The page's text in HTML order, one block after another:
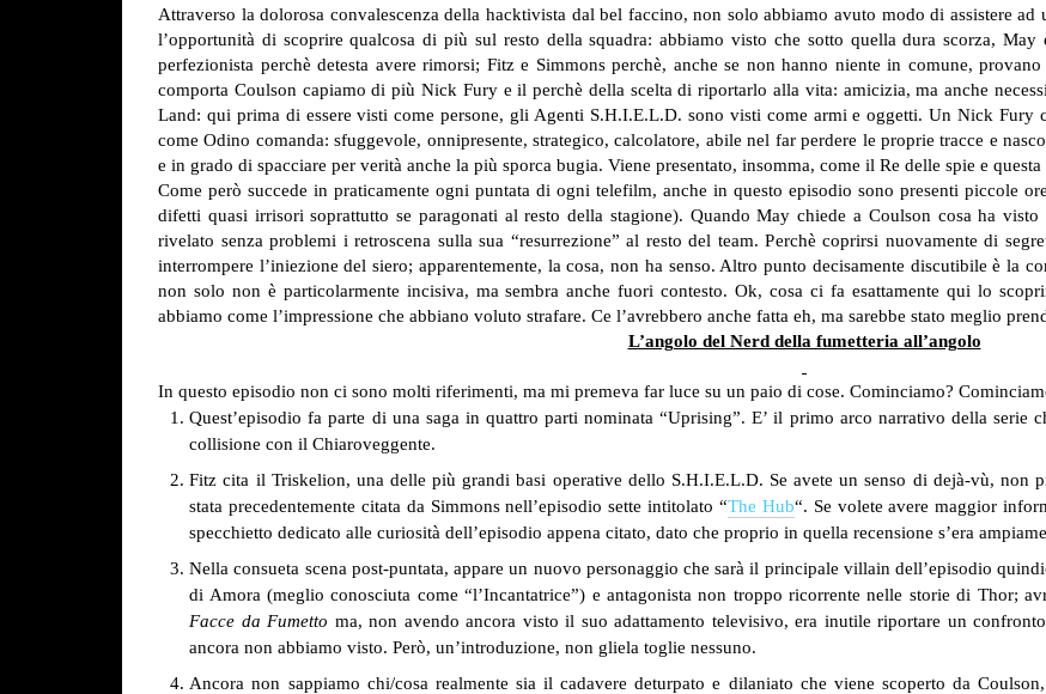
Attraverso la dolorosa convalescenza della hacktivista dal bel faccino, non solo abbiamo avuto modo di assistere
l’opportunità di scoprire qualcosa di più sul resto della squadra: abbiamo visto che sotto quella dura scorza,
perfezionista perchè detesta avere rimorsi; Fitz e Simmons perchè, anche se non hanno niente in comune,
comporta Coulson capiamo di più Nick Fury e il perchè della scelta di riportarlo alla vita: amicizia, ma anche
Land: qui prima di essere visti come persone, gli Agenti S.H.I.E.L.D. sono visti come armi e oggetti. Un Nick Fury
come Odino comanda: sfuggevole, onnipresente, strategico, calcolatore, abile nel far perdere le proprie tracce e
e in grado di spacciare per verità anche la più sporca bugia. Viene presentato, insomma, come il Re delle spie e
Come però succede in praticamente ogni puntata di ogni telefilm, anche in questo episodio sono presenti piccole
difetti quasi irrisori soprattutto se paragonati al resto della stagione). Quando May chiede a Coulson cosa ha
rivelato senza problemi i retroscena sulla sua “resurrezione” al resto del team. Perchè coprirsi nuovamente di
interrompere l’iniezione del siero; apparentemente, la cosa, non ha senso. Altro punto decisamente discutibile è la
non solo non è particolarmente incisiva, ma sembra anche fuori contesto. Ok, cosa ci fa esattamente qui lo
abbiamo come l’impressione che abbiano voluto strafare. Ce l’avrebbero anche fatta eh, ma sarebbe stato meglio
L’angolo del Nerd della fumetteria all’angolo
In questo episodio non ci sono molti riferimenti, ma mi premeva far luce su un paio di cose. Cominciamo?
Quest’episodio fa parte di una saga in quattro parti nominata “Uprising”. E’ il primo arco narrativo della serie
collisione con il Chiaroveggente.
Fitz cita il Triskelion, una delle più grandi basi operative dello S.H.I.E.L.D. Se avete un senso di dejà-vù, non
stata precedentemente citata da Simmons nell’episodio sette intitolato “The Hub“. Se volete avere maggior
specchietto dedicato alle curiosità dell’episodio appena citato, dato che proprio in quella recensione s’era
Nella consueta scena post-puntata, appare un nuovo personaggio che sarà il principale villain dell’episodio
di Amora (meglio conosciuta come “l’Incantatrice”) e antagonista non troppo ricorrente nelle storie di Thor;
Facce da Fumetto ma, non avendo ancora visto il suo adattamento televisivo, era inutile riportare un
ancora non abbiamo visto. Però, un’introduzione, non gliela toglie nessuno.
Ancora non sappiamo chi/cosa realmente sia il cadavere deturpato e dilaniato che viene scoperto da